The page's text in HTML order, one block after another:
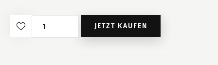
Fleisch
einkochen
JETZT KAUFEN